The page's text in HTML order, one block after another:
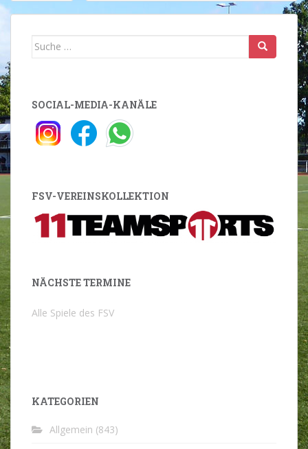
Suche
SOCIAL-MEDIA-KANÄLE
FSV-VEREINSKOLLEKTION
NÄCHSTE TERMINE
Alle Spiele des FSV
KATEGORIEN
Allgemein (843)